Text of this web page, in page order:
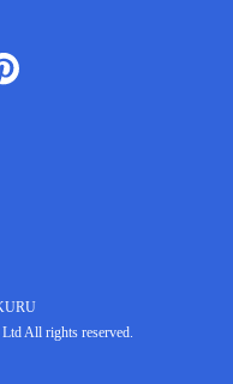
All rights reserved.